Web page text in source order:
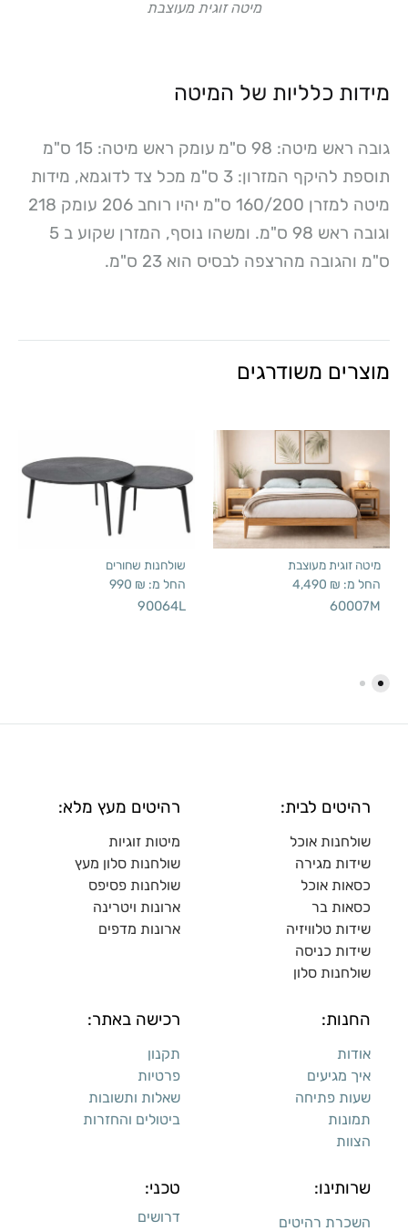
מיטה זוגית מעוצבת
מידות כלליות של המיטה
גובה ראש מיטה: 98 ס"מ
עומק ראש מיטה: 15 ס"מ
תוספת להיקף המזרון: 3 ס"מ מכל צד
לדוגמא, מידות
מיטה למזרן 160/200 ס"מ יהיו רוחב 206 עומק 218
וגובה ראש 98 ס"מ. ומשהו נוסף, המזרן שקוע ב 5
ס"מ והגובה מהרצפה לבסיס הוא 23 ס"מ.
מוצרים משודרגים
מיטה זוגית מעוצבת
החל מ: 4,490 ₪
60007M
שולחנות שחורים
החל מ: 990 ₪
90064L
רהיטים לבית:
שולחנות אוכל
שידות מגירה
כסאות אוכל
כסאות בר
שידות טלוויזיה
שידות כניסה
שולחנות סלון
רהיטים מעץ מלא:
מיטות זוגיות
שולחנות סלון מעץ
שולחנות פסיפס
ארונות ויטרינה
ארונות מדפים
החנות:
אודות
איך מגיעים
שעות פתיחה
תמונות
הצוות
רכישה באתר:
תקנון
פרטיות
שאלות ותשובות
ביטולים והחזרות
שרותינו:
השכרת רהיטים
טכני:
דרושים